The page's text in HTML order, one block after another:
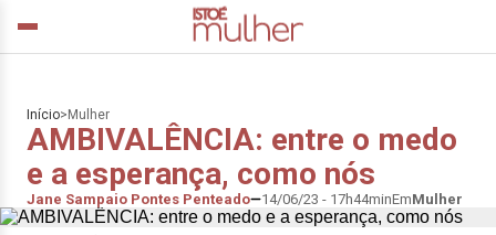
Início> Mulher
AMBIVALÊNCIA: entre o medo
e a esperança, como nós
Jane Sampaio Pontes Penteado 14/06/23 - 17h44minEmMulher